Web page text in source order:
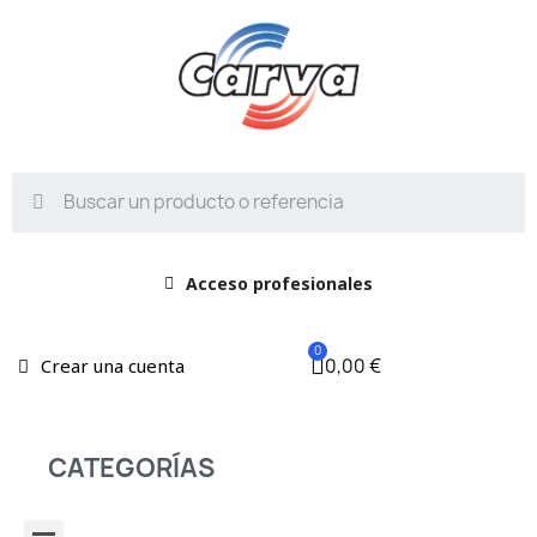
Acceso profesionales
Crear una cuenta 0,00 €
CATEGORÍAS